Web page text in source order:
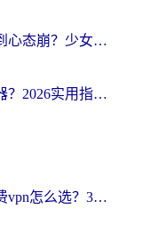
海外党必看：玩国服卡到心态崩？少女前线云图计划加速器免费推荐+碧蓝航线足球世界流畅攻略
海外打LOL用哪个加速器？2026实用指南：从延迟到设备适配，一篇解决你的国服游戏痛点
海外党必看：加速器免费vpn怎么选？3步教你无缝访问国内资源